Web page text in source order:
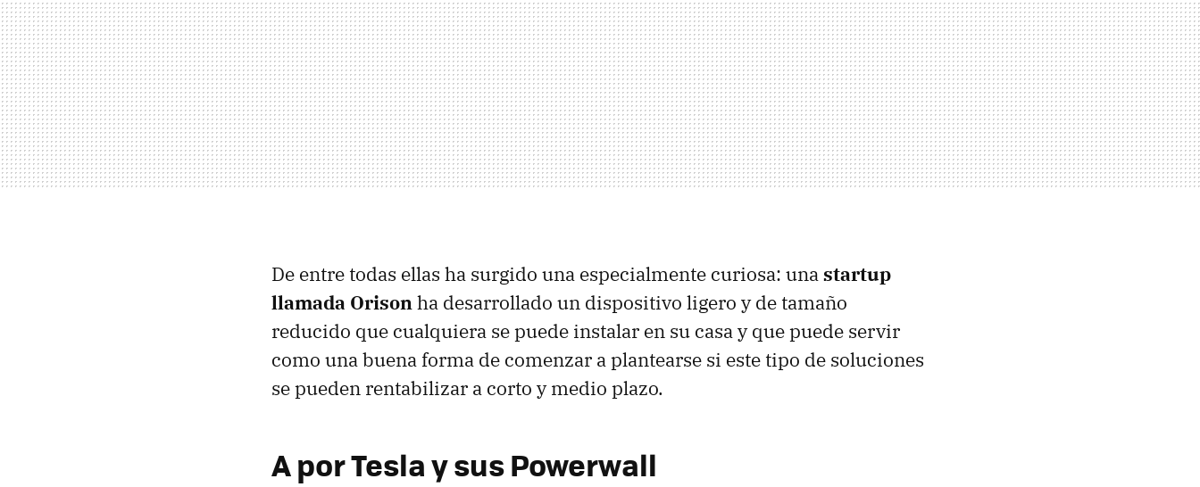
De entre todas ellas ha surgido una especialmente curiosa: unastartup
llamada Orisonha desarrollado un dispositivo ligero y de tamaño
reducido que cualquiera se puede instalar en su casa y que puede servir
como una buena forma de comenzar a plantearse si este tipo de soluciones
se pueden rentabilizar a corto y medio plazo.
A por Tesla y sus Powerwall